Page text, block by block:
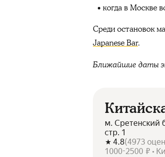
когда в Москве
Среди остановок
Japanese Bar.
Ближайшие даты
м. Сретенский
стр. 1
4.8(4973
1000-2500 ₽ •